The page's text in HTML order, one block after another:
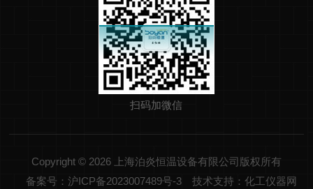
扫码加微信
Copyright © 2026 上海泊炎恒温设备有限公司版权所有
备案号：沪ICP备2023007489号-3
技术支持：化工仪器网